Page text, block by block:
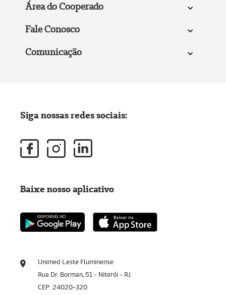
Área do Cooperado
Fale Conosco
Comunicação
Unimed Leste Fluminense
Rua Dr. Borman, 51 - Niterói - RJ
CEP: 24020-320
Siga nossas redes sociais:
Baixe nosso aplicativo